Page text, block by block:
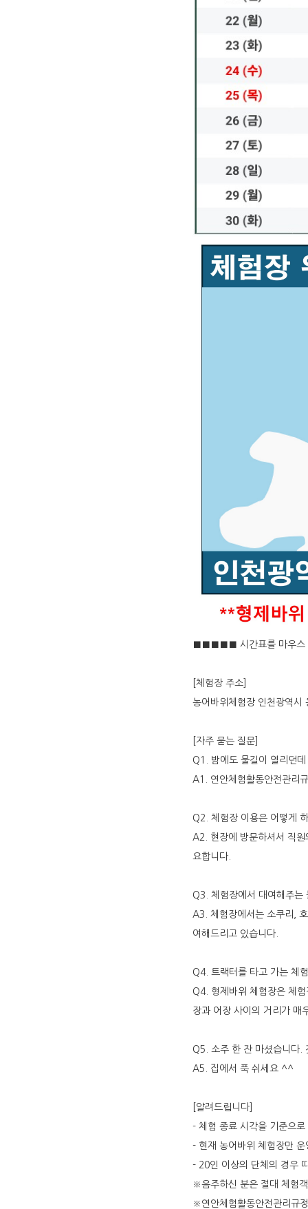
■■■■■ 시간표를 마우스
[체험장 주소]
농어바위체험장 인천광역
[자주 묻는 질문]
Q1. 밤에도 물길이 열리던
A1. 연안체험활동안전관리
Q2. 체험장 이용은 어떻게
A2. 현장에 방문하셔서 직
요합니다.
Q3. 체험장에서 대여해주는
A3. 체험장에서는 소쿠리,
여해드리고 있습니다.
Q4. 트랙터를 타고 가는 체
Q4. 형제바위 체험장은 체
장과 어장 사이의 거리가 매
Q5. 소주 한 잔 마셨습니다.
A5. 집에서 푹 쉬세요 ^^
[알려드립니다]
- 체험 종료 시각을 기준으
- 현재 농어바위 체험장만 운
- 20인 이상의 단체의 경우
※음주하신 분은 절대 체험
※연안체험활동안전관리규